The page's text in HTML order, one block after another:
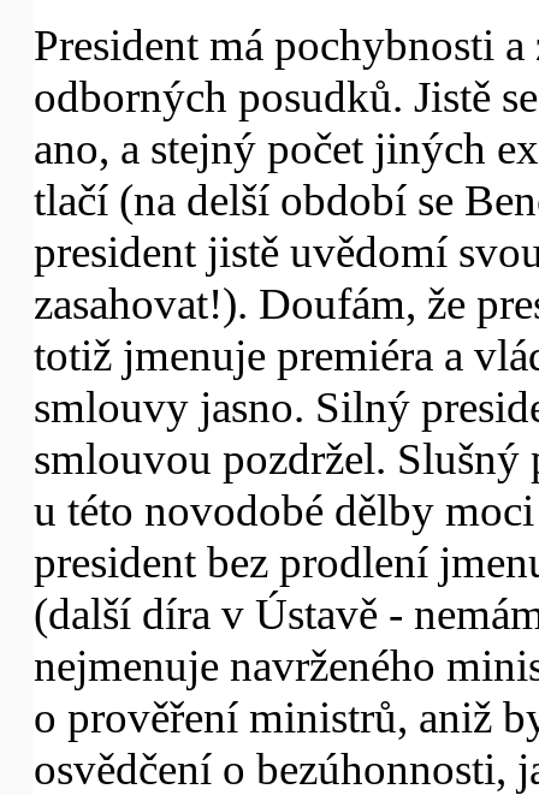
President má pochybnosti
odborných posudků. Jistě
ano, a stejný počet jiných
tlačí (na delší období se
president jistě uvědomí
zasahovat!). Doufám, že
totiž jmenuje premiéra a
smlouvy jasno. Silný
smlouvou pozdržel. Slušný
u této novodobé dělby
president bez prodlení
(další díra v Ústavě -
nejmenuje navrženého
o prověření ministrů, aniž
osvědčení o bezúhonnosti,